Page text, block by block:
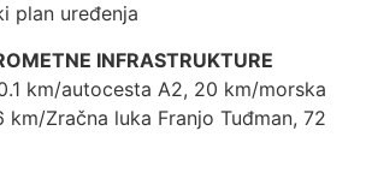
plan uređenja
INFRASTRUKTURE
km/autocesta A2, 20 km/morska
km/Zračna luka Franjo Tuđman, 72